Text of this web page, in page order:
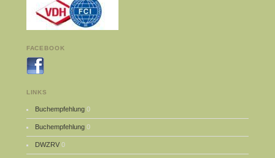
FACEBOOK
LINKS
Buchempfehlung 0
Buchempfehlung 0
DWZRV 0